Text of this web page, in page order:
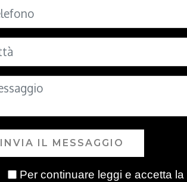
INVIA IL MESSAGGIO
Per continuare leggi e accetta la